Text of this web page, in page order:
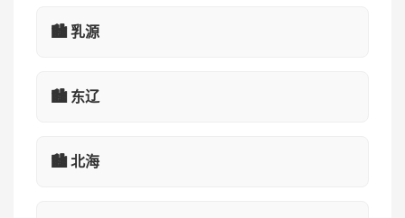
🏙️ 乳源
🏙️ 东辽
🏙️ 北海